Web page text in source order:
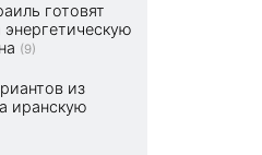
готовят
(9)
из
иранскую